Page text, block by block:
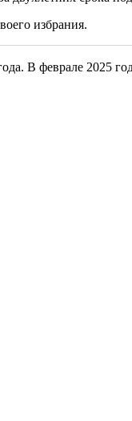
избрания.
В феврале 2025